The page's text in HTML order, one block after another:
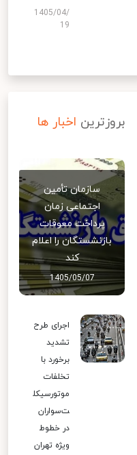
1405/04/
19
بروزترین اخبار ها
سازمان تأمین
اجتماعی زمان
پرداخت معوقات
بازنشستگان را اعلام
کند
1405/05/07
اجرای طرح
تشدید
برخورد با
تخلفات
موتورسیکل
ت‌سواران
در خطوط
ویژه تهران